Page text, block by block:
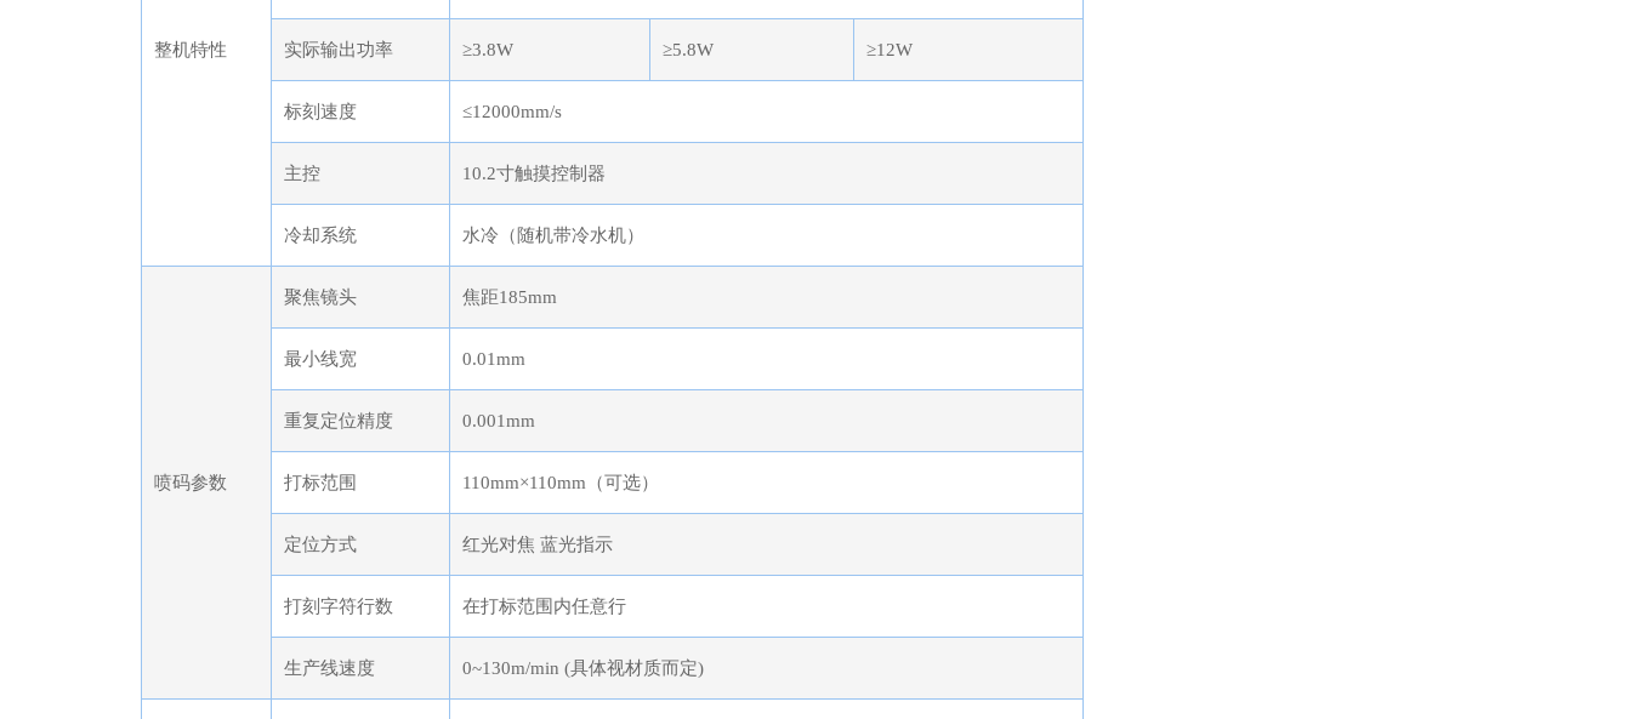
整机特性 实际输出功率 ≥3.8W ≥5.8W ≥12W
标刻速度 ≤12000mm/s
主控 10.2寸触摸控制器
冷却系统 水冷（随机带冷水机）
喷码参数
聚焦镜头 焦距185mm
最小线宽 0.01mm
重复定位精度 0.001mm
打标范围 110mm×110mm（可选）
定位方式 红光对焦 蓝光指示
打刻字符行数 在打标范围内任意行
生产线速度 0~130m/min (具体视材质而定)